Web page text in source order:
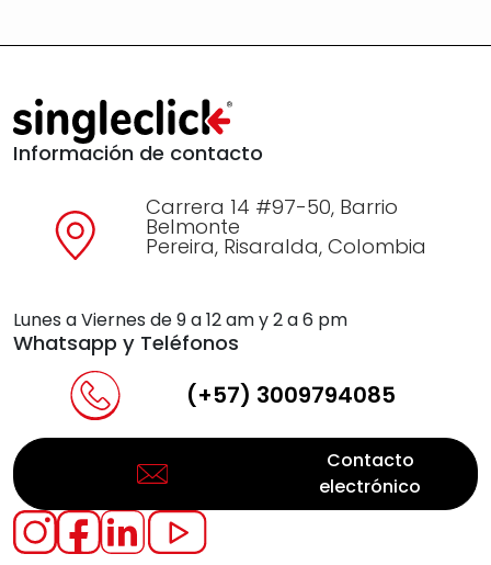
Información de contacto
Carrera 14 #97-50, Barrio
Belmonte
Pereira, Risaralda, Colombia
Lunes a Viernes de 9 a 12 am y 2 a 6 pm
Whatsapp y Teléfonos
(+57) 3009794085
Contacto
electrónico